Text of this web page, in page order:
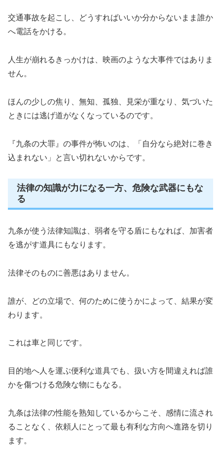
交通事故を起こし、どうすればいいか分からないまま誰か
へ電話をかける。
人生が崩れるきっかけは、映画のような大事件ではありま
せん。
ほんの少しの焦り、無知、孤独、見栄が重なり、気づいた
ときには逃げ道がなくなっているのです。
『九条の大罪』の事件が怖いのは、「自分なら絶対に巻き
込まれない」と言い切れないからです。
法律の知識が力になる一方、危険な武器にもな
る
九条が使う法律知識は、弱者を守る盾にもなれば、加害者
を逃がす道具にもなります。
法律そのものに善悪はありません。
誰が、どの立場で、何のために使うかによって、結果が変
わります。
これは車と同じです。
目的地へ人を運ぶ便利な道具でも、扱い方を間違えれば誰
かを傷つける危険な物にもなる。
九条は法律の性能を熟知しているからこそ、感情に流され
ることなく、依頼人にとって最も有利な方向へ進路を切り
ます。